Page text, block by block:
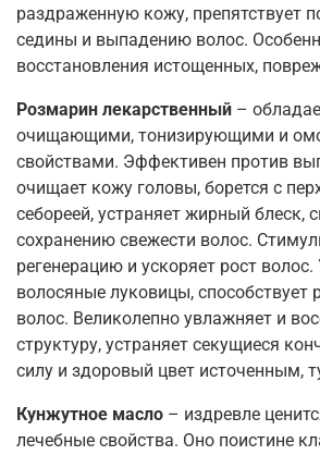
раздраженную кожу, препятствует
седины и выпадению волос.
восстановления истощенных,
Розмарин лекарственный –
очищающими, тонизирующими и
свойствами. Эффективен против
очищает кожу головы, борется с
себореей, устраняет жирный блеск,
сохранению свежести волос.
регенерацию и ускоряет рост волос.
волосяные луковицы, способствует
волос. Великолепно увлажняет и
структуру, устраняет секущиеся
силу и здоровый цвет источенным,
Кунжутное масло – издревле
лечебные свойства. Оно поистине